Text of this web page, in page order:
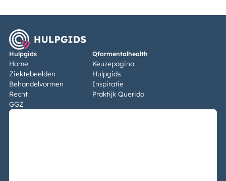
Hulpgids
Home
Ziektebeelden
Behandelvormen
Recht
GGZ
Qformentalhealth
Keuzepagina
Hulpgids
Inspiratie
Praktijk Querido